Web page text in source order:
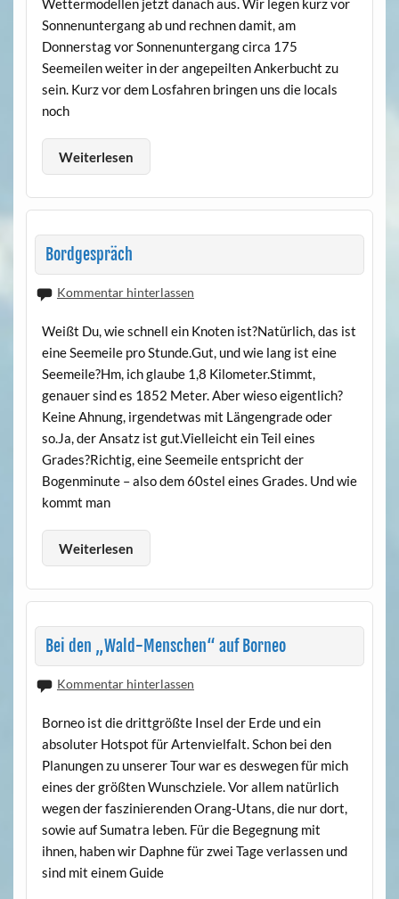
Wettermodellen jetzt danach aus. Wir legen kurz vor
Sonnenuntergang ab und rechnen damit, am
Donnerstag vor Sonnenuntergang circa 175
Seemeilen weiter in der angepeilten Ankerbucht zu
sein. Kurz vor dem Losfahren bringen uns die locals
noch
Weiterlesen
Bordgespräch
Kommentar hinterlassen
Weißt Du, wie schnell ein Knoten ist?Natürlich, das ist
eine Seemeile pro Stunde.Gut, und wie lang ist eine
Seemeile?Hm, ich glaube 1,8 Kilometer.Stimmt,
genauer sind es 1852 Meter. Aber wieso eigentlich?
Keine Ahnung, irgendetwas mit Längengrade oder
so.Ja, der Ansatz ist gut.Vielleicht ein Teil eines
Grades?Richtig, eine Seemeile entspricht der
Bogenminute – also dem 60stel eines Grades. Und wie
kommt man
Weiterlesen
Bei den „Wald-Menschen“ auf Borneo
Kommentar hinterlassen
Borneo ist die drittgrößte Insel der Erde und ein
absoluter Hotspot für Artenvielfalt. Schon bei den
Planungen zu unserer Tour war es deswegen für mich
eines der größten Wunschziele. Vor allem natürlich
wegen der faszinierenden Orang-Utans, die nur dort,
sowie auf Sumatra leben. Für die Begegnung mit
ihnen, haben wir Daphne für zwei Tage verlassen und
sind mit einem Guide